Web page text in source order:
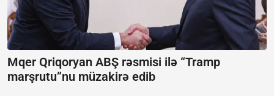
Mqer Qriqoryan ABŞ rəsmisi ilə “Tramp
marşrutu”nu müzakirə edib